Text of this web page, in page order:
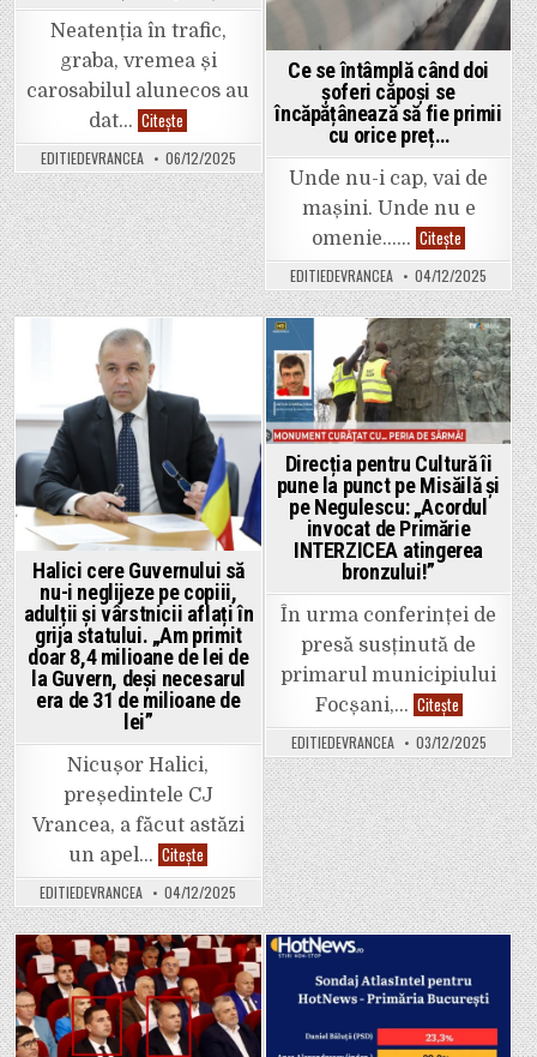
Neatenția în trafic,
graba, vremea și
carosabilul alunecos au
dat… Citește
în
lanț
astăzi
în
Focșani
și
la
limita
dintre
Vrancea
și
alte
județe.
EDITIEDEVRANCEA 06/12/2025
Ce se întâmplă când doi
șoferi căpoși se
încăpățânează să fie primii
cu orice preț…
Unde nu-i cap, vai de
mașini. Unde nu e
omenie…… Citește
se
întâmplă
când
doi
șoferi
căpoși
se
să
fie
primii
cu
orice
preț…
EDITIEDEVRANCEA 04/12/2025
Posted
Halici cere Guvernului să
nu-i neglijeze pe copiii,
adulții și vârstnicii aflați în
grija statului. „Am primit
doar 8,4 milioane de lei de
la Guvern, deși necesarul
era de 31 de milioane de
lei”
Nicușor Halici,
președintele CJ
Vrancea, a făcut astăzi
un apel… Citește
cere
Guvernului
să
nu-
i
neglijeze
pe
copiii,
adulții
și
vârstnicii
aflați
EDITIEDEVRANCEA 04/12/2025
Posted
in
Direcția pentru Cultură îi
pune la punct pe Misăilă și
pe Negulescu: „Acordul
invocat de Primărie
INTERZICEA atingerea
bronzului!”
În urma conferinței de
presă susținută de
primarul municipiului
Focșani,… CiteșteDirecția
pentru
Cultură
îi
pune
la
punct
pe
Misăilă
și
pe
Negulescu:
„Acordul
invocat
de
Primărie
INTERZICEA
atingerea
bronzului!”
EDITIEDEVRANCEA 03/12/2025
Posted
in
Posted
in